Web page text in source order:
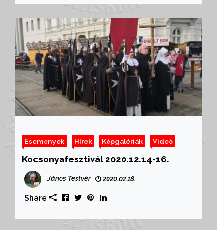
Események Hírek Képgalériák Videó
Kocsonyafesztivál 2020.12.14-16.
János Testvér 2020.02.18.
Share